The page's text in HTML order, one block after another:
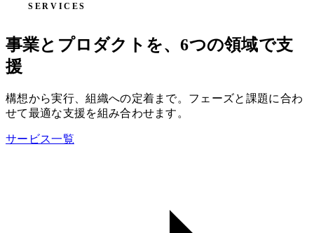
SERVICES
事業とプロダクトを、6つの領域で支
援
構想から実行、組織への定着まで。フェーズと課題に合わ
せて最適な支援を組み合わせます。
サービス一覧